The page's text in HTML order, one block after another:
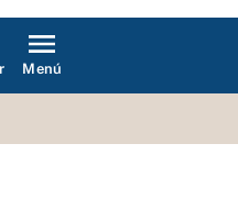
Menú